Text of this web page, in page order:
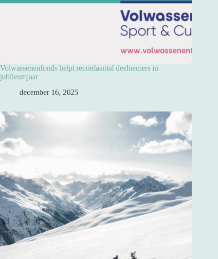
Volwassenenfonds helpt recordaantal deelnemers in
jubileumjaar
december 16, 2025